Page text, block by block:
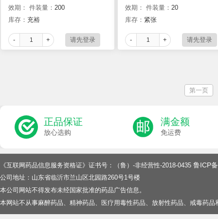
效期： 件装量： 200
库存： 充裕
- +
效期： 件装量： 20
库存： 紧张
- +
第一页
正品保证
放心选购
满金额
免运费
《互联网药品信息服务资格证》证书号：（鲁）-非经营性-2018-0435 鲁ICP
公司地址：山东省临沂市兰山区北园路260号1号楼
本公司网站不得发布未经国家批准的药品广告信息。
本网站不从事麻醉药品、精神药品、医疗用毒性药品、放射性药品、戒毒药